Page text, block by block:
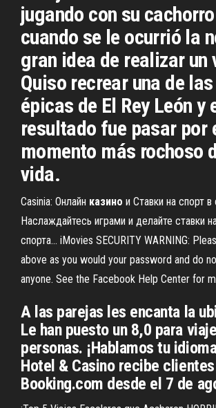
jugando con su
cuando se le ocurrió la
gran idea de realizar un
Quiso recrear una de
épicas de El Rey León y
resultado fue pasar por
momento más rochoso
vida.
Casinia: Онлайн казино и Ставки на спорт
Наслаждайтесь играми и делайте ставки
спорта... iMovies SECURITY WARNING:
above as you would your password and do
anyone. See the Facebook Help Center for
A las parejas les encanta la
Le han puesto un 8,0 para
personas. ¡Hablamos tu
Hotel & Casino recibe
Booking.com desde el 7 de